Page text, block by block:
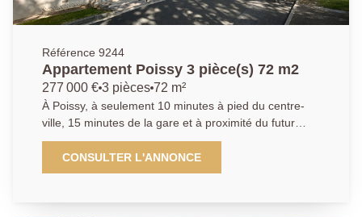
Référence 9244
Appartement Poissy 3 pièce(s) 72 m2
277 000 € 3 pièces 72 m²
À Poissy, à seulement 10 minutes à pied du centre-
ville, 15 minutes de la gare et à proximité du futur
arrêt du Tram 13, des écoles et de la forêt, découvrez
ce bel appartement F3 de 72 m², situé dans une
résidence prisée pour son environnement calme et
CONSULTER L'ANNONCE